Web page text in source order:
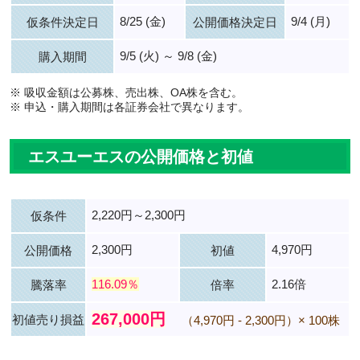
仮条件決定日 8/25 (金) 公開価格決定日 9/4 (月)
購入期間 9/5 (火) ～ 9/8 (金)
※ 吸収金額は公募株、売出株、OA株を含む。
※ 申込・購入期間は各証券会社で異なります。
エスユーエスの公開価格と初値
仮条件 2,220円～2,300円
公開価格 2,300円 初値 4,970円
騰落率 116.09％ 倍率 2.16倍
初値売り損益 267,000円 （4,970円 - 2,300円）× 100株